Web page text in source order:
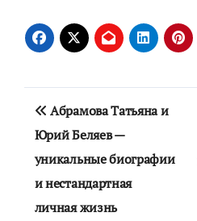
Навигация
по
записям
Абрамова Татьяна и
Юрий Беляев —
уникальные биографии
и нестандартная
личная жизнь